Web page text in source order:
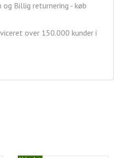
Billig returnering - køb
over 150.000 kunder i